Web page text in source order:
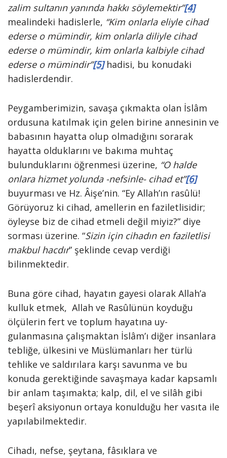
zalim sultanın yanında hakkı söy­lemektir”[4]
mealindeki hadislerle, “Kim on­larla eliyle cihad
ederse o mümindir, kim onlarla diliyle cihad
ederse o mümindir, kim onlarla kalbiyle cihad
ederse o mü­mindir”[5]hadisi, bu konudaki
hadislerdendir.
Peygamberimizin, sa­vaşa çıkmakta olan İslâm
ordusuna ka­tılmak için gelen birine annesinin ve
ba­basının hayatta olup olmadığını sorarak
hayatta olduklarını ve bakıma muhtaç
bulunduklarını öğrenmesi üzerine, “O halde
onlara hizmet yolunda -nefsin­le- cihad et”[6]
buyurması ve Hz. Âişe’nin. “Ey Allah’ın rasûlü!
Görüyoruz ki cihad, amellerin en faziletlisidir;
öyleyse biz de cihad etmeli değil miyiz?” diye
sorması üzerine. “Sizin için cihadın en faziletlisi
makbul hacdır” şek­linde cevap verdiği
bilinmektedir.
Buna göre ci­had, hayatın gayesi olarak Allah’a
kul­luk etmek, Allah ve Rasûlünün koydu­ğu
ölçülerin fert ve toplum hayatına uy­
gulanmasına çalışmaktan İslâm’ı diğer insanlara
tebliğe, ülkesini ve Müslümanları her türlü
tehlike ve saldırıla­ra karşı savunma ve bu
konuda gerek­tiğinde savaşmaya kadar kapsamlı
bir anlam taşımakta; kalp, dil, el ve silâh gibi
beşerî aksiyonun ortaya konulduğu her vasıta ile
yapılabilmektedir.
Cihadı, nefse, şeyta­na, fâsıklara ve